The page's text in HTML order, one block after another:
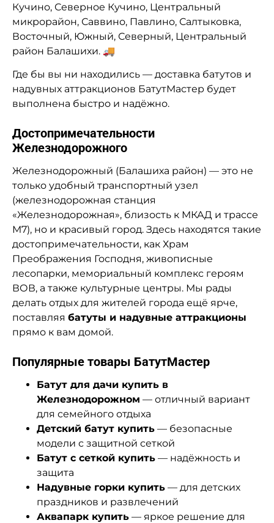
Кучино, Северное Кучино, Центральный
микрорайон, Саввино, Павлино, Салтыковка,
Восточный, Южный, Северный, Центральный
район Балашихи. 🚚
Где бы вы ни находились — доставка батутов и
надувных аттракционов БатутМастер будет
выполнена быстро и надёжно.
Достопримечательности
Железнодорожного
Железнодорожный (Балашиха район) — это не
только удобный транспортный узел
(железнодорожная станция
«Железнодорожная», близость к МКАД и трассе
М7), но и красивый город. Здесь находятся такие
достопримечательности, как Храм
Преображения Господня, живописные
лесопарки, мемориальный комплекс героям
ВОВ, а также культурные центры. Мы рады
делать отдых для жителей города ещё ярче,
поставляя батуты и надувные аттракционы
прямо к вам домой.
Популярные товары БатутМастер
Батут для дачи купить в
Железнодорожном — отличный вариант
для семейного отдыха
Детский батут купить — безопасные
модели с защитной сеткой
Батут с сеткой купить — надёжность и
защита
Надувные горки купить — для детских
праздников и развлечений
Аквапарк купить — яркое решение для